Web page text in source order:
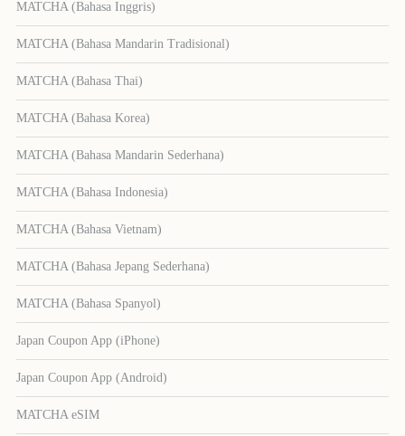
MATCHA (Bahasa Inggris)
MATCHA (Bahasa Mandarin Tradisional)
MATCHA (Bahasa Thai)
MATCHA (Bahasa Korea)
MATCHA (Bahasa Mandarin Sederhana)
MATCHA (Bahasa Indonesia)
MATCHA (Bahasa Vietnam)
MATCHA (Bahasa Jepang Sederhana)
MATCHA (Bahasa Spanyol)
Japan Coupon App (iPhone)
Japan Coupon App (Android)
MATCHA eSIM